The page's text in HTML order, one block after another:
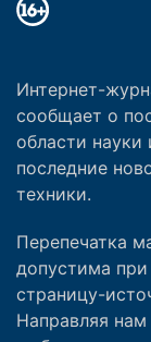
Интернет-
сообщает о
области науки
последние
техники.
Перепечатка
допустима
страницу-
Направляя